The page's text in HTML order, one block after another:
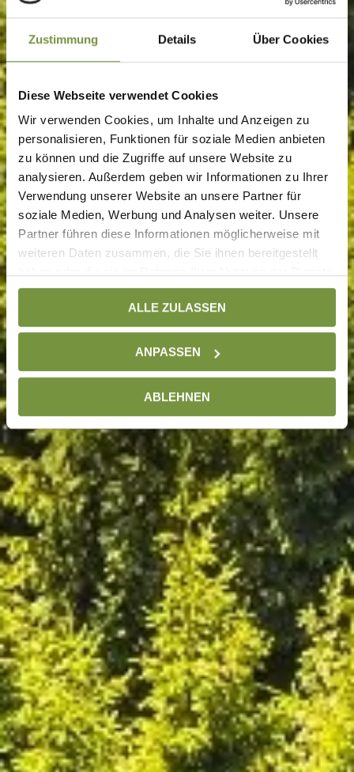
Zustimmung Details Über Cookies
Diese Webseite verwendet Cookies
Wir verwenden Cookies, um Inhalte und Anzeigen zu
personalisieren, Funktionen für soziale Medien anbieten
zu können und die Zugriffe auf unsere Website zu
analysieren. Außerdem geben wir Informationen zu Ihrer
Verwendung unserer Website an unsere Partner für
soziale Medien, Werbung und Analysen weiter. Unsere
Partner führen diese Informationen möglicherweise mit
weiteren Daten zusammen, die Sie ihnen bereitgestellt
gesammelt haben. Weitere Informationen finden Sie auf
DatenschutzseiteALLE ZULASSEN
ANPASSEN
ABLEHNEN